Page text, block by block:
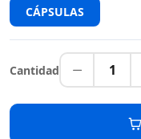
CÁPSULAS
Cantidad 1